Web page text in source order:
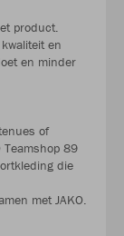
product.
en
en minder
of
Teamshop 89
die
met JAKO.